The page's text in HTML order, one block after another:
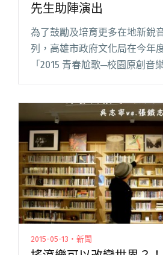
先生助陣演出
為了鼓勵及培育更多在地新銳
列，高雄市政府文化局在今年
「2015 青春尬歌─校園原創音
發表計畫」。上半年度入選名
讀全文 "2015 青春尬歌入選名單公布
先生助陣演出"
2015-05-13・新聞